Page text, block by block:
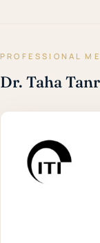
PROFESSIONAL
Dr. Taha